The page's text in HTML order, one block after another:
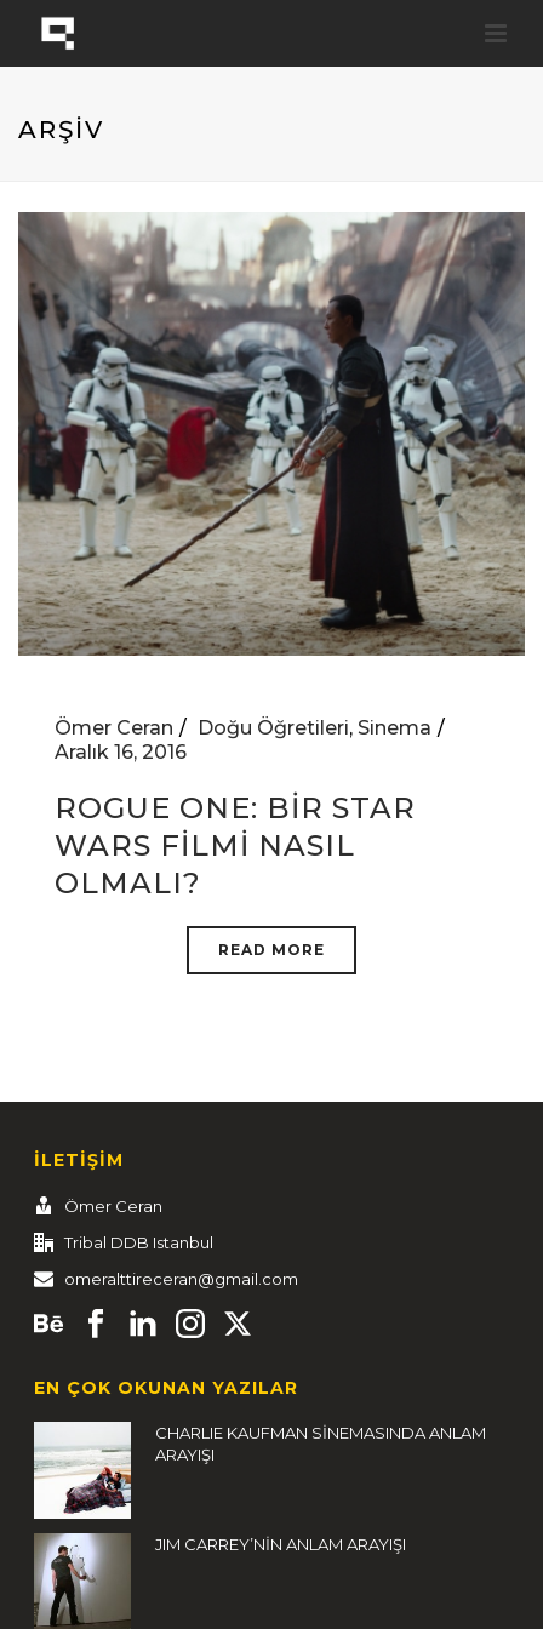
ARŞİV
Ömer Ceran Doğu Öğretileri, Sinema
Aralık 16, 2016
ROGUE ONE: BİR STAR
WARS FİLMİ NASIL
OLMALI?
READ MORE
İLETİŞİM
Ömer Ceran
Tribal DDB Istanbul
omeralttireceran@gmail.com
EN ÇOK OKUNAN YAZILAR
CHARLIE KAUFMAN SİNEMASINDA ANLAM
ARAYIŞI
JIM CARREY’NİN ANLAM ARAYIŞI